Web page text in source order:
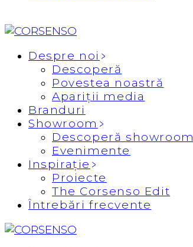
Despre noi
Descoperă
Povestea noastră
Apariții media
Branduri
Showroom
Descoperă showroom
Evenimente
Inspirație
Proiecte
The Corsenso Edit
Întrebări frecvente